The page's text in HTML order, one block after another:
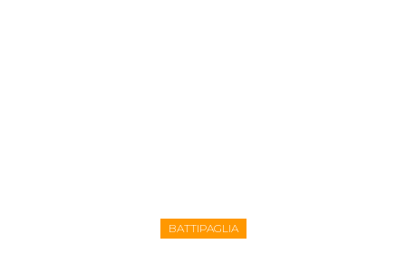
BATTIPAGLIA